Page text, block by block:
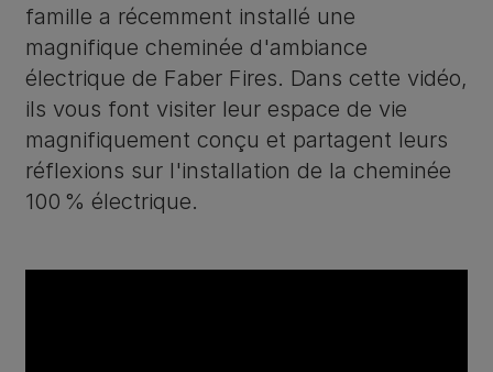
famille a récemment installé une
magnifique cheminée d'ambiance
électrique de Faber Fires. Dans cette vidéo,
ils vous font visiter leur espace de vie
magnifiquement conçu et partagent leurs
réflexions sur l'installation de la cheminée
100 % électrique.